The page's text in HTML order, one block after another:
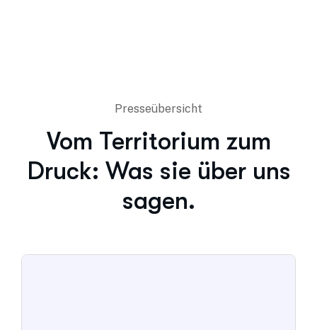
Presseübersicht
Vom Territorium zum
Druck: Was sie über uns
sagen.